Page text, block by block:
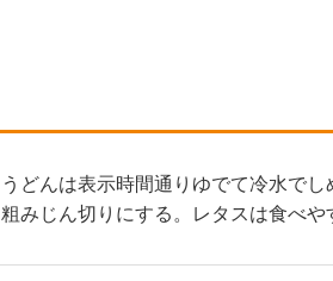
うどんは表示時間通りゆでて冷水で
粗みじん切りにする。レタスは食べや